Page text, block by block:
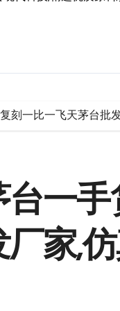
刻一比一飞天茅台批
一
家,